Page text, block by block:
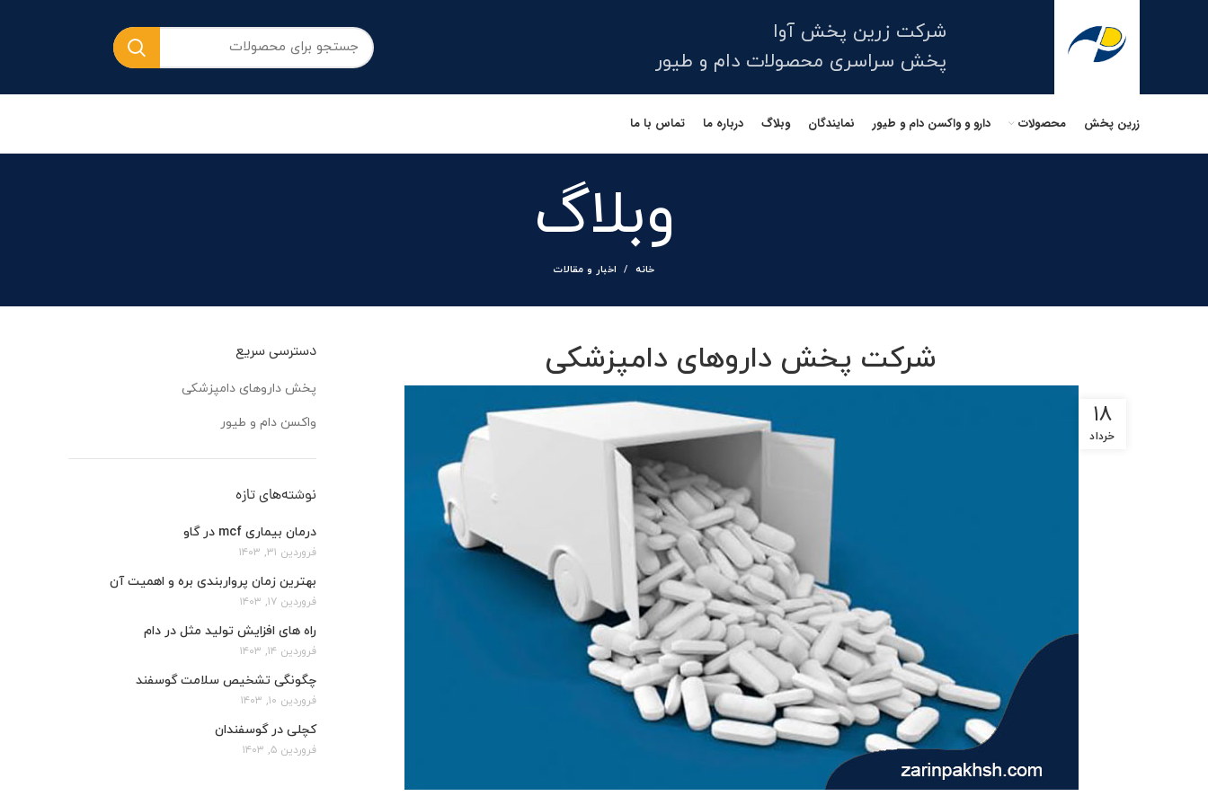
شرکت زرین پخش آوا
پخش سراسری محصولات دام و طیور
زرین پخش محصولات دارو و واکسن دام و طیور نمایندگان وبلاگ درباره ما تماس با ما
وبلاگ
خانه اخبار و مقالات
شرکت پخش داروهای دامپزشکی
۱۸
خرداد
دسترسی سریع
پخش داروهای دامپزشکی
واکسن دام و طیور
نوشته‌های تازه
درمان بیماری mcf در گاو
فروردین ۳۱, ۱۴۰۳
بهترین زمان پرواربندی بره و اهمیت آن
فروردین ۱۷, ۱۴۰۳
راه های افزایش تولید مثل در دام
فروردین ۱۴, ۱۴۰۳
چگونگی تشخیص سلامت گوسفند
فروردین ۱۰, ۱۴۰۳
کچلی در گوسفندان
فروردین ۵, ۱۴۰۳